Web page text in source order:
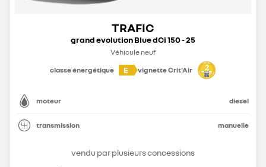
TRAFIC
grand evolution Blue dCi 150 - 25
Véhicule neuf
classe énergétique
E vignette Crit'Air
moteur diesel
transmission manuelle
vendu par plusieurs concessions